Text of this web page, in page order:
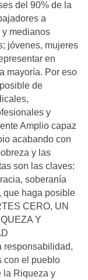
del 90% de la
a
medianos
jóvenes, mujeres
en
mayoría. Por eso
de
y
Amplio capaz
acabando con
y las
son las claves:
soberanía
que haga posible
CERO, UN
Y
responsabilidad,
con el pueblo
la Riqueza y